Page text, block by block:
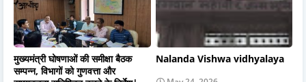
मुख्यमंत्री घोषणाओं की समीक्षा बैठक
सम्पन्न, विभागों को गुणवत्ता और
Nalanda Vishwa vidhyalaya